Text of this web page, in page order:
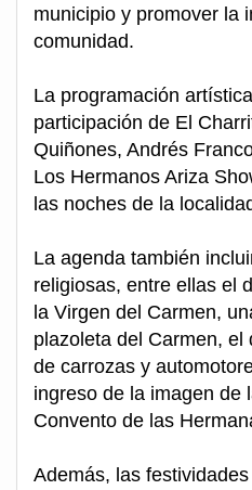
municipio y promover la
comunidad.
La programación
participación de El
Quiñones, Andrés
Los Hermanos Ariza
las noches de la
La agenda también
religiosas, entre ellas el
la Virgen del Carmen,
plazoleta del Carmen, el
de carrozas y
ingreso de la imagen de
Convento de las
Además, las